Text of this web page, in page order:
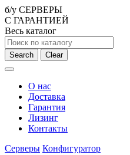
б/у СЕРВЕРЫ
С ГАРАНТИЕЙ
Весь каталог
Search Clear
О нас
Доставка
Гарантия
Лизинг
Контакты
Серверы Конфигуратор